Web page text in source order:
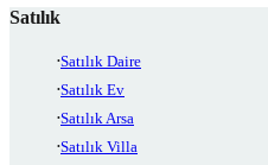
Satılık
Satılık Daire
Satılık Ev
Satılık Arsa
Satılık Villa